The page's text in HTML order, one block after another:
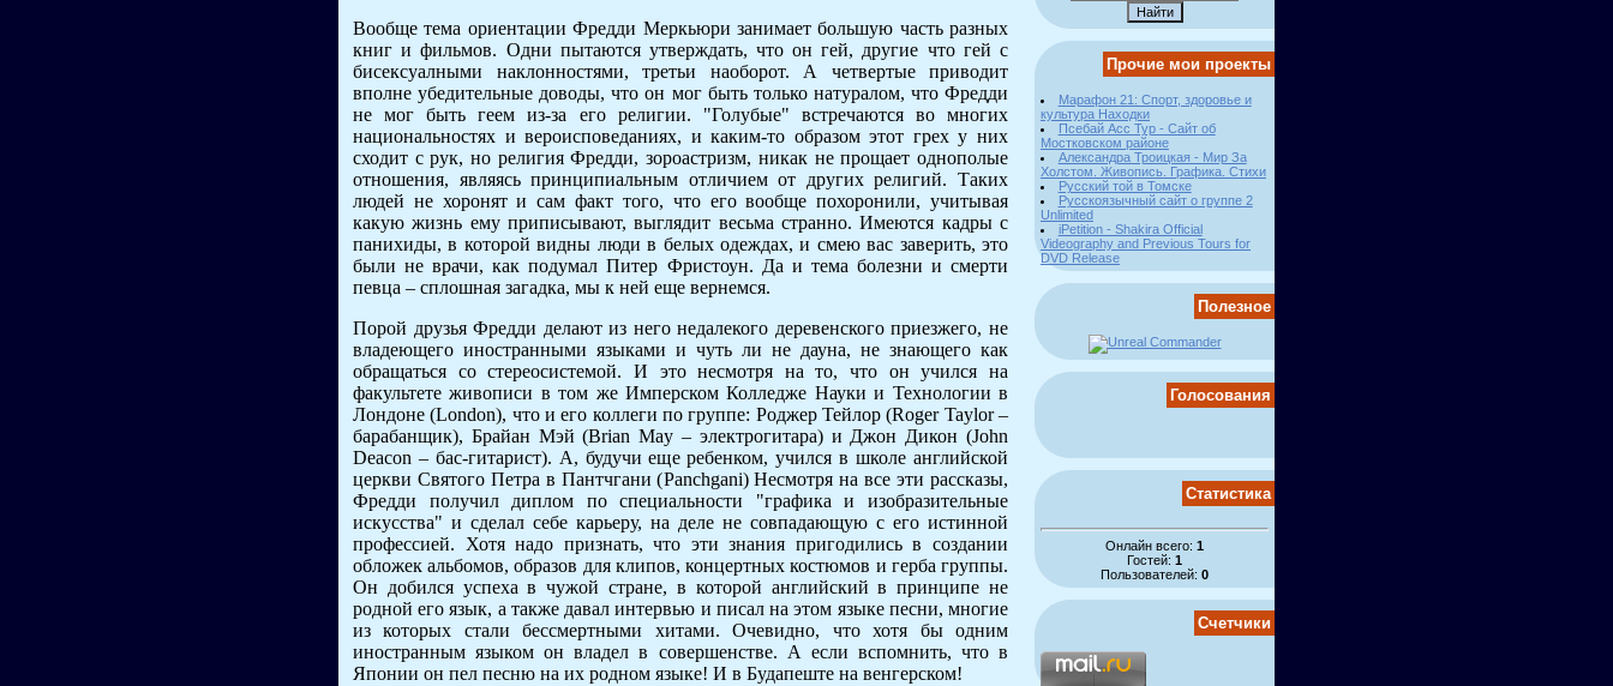
Вообще тема ориентации Фредди Меркьюри занимает большую часть разных
книг и фильмов. Одни пытаются утверждать, что он гей, другие что гей с
бисексуалными наклонностями, третьи наоборот. А четвертые приводит
вполне убедительные доводы, что он мог быть только натуралом, что Фредди
не мог быть геем из-за его религии. "Голубые" встречаются во многих
национальностях и вероисповеданиях, и каким-то образом этот грех у них
сходит с рук, но религия Фредди, зороастризм, никак не прощает однополые
отношения, являясь принципиальным отличием от других религий. Таких
людей не хоронят и сам факт того, что его вообще похоронили, учитывая
какую жизнь ему приписывают, выглядит весьма странно. Имеются кадры с
панихиды, в которой видны люди в белых одеждах, и смею вас заверить, это
были не врачи, как подумал Питер Фристоун. Да и тема болезни и смерти
певца – сплошная загадка, мы к ней еще вернемся.
Порой друзья Фредди делают из него недалекого деревенского приезжего, не
владеющего иностранными языками и чуть ли не дауна, не знающего как
обращаться со стереосистемой. И это несмотря на то, что он учился на
факультете живописи в том же Имперском Колледже Науки и Технологии в
Лондоне (London), что и его коллеги по группе: Роджер Тейлор (Roger Taylor –
барабанщик), Брайан Мэй (Briаn May – электрогитара) и Джон Дикон (John
Deacon – бас-гитарист). А, будучи еще ребенком, учился в школе английской
церкви Святого Петра в Пантчгани (Panchgani) Несмотря на все эти рассказы,
Фредди получил диплом по специальности "графика и изобразительные
искусства" и сделал себе карьеру, на деле не совпадающую с его истинной
профессией. Хотя надо признать, что эти знания пригодились в создании
обложек альбомов, образов для клипов, концертных костюмов и герба группы.
Он добился успеха в чужой стране, в которой английский в принципе не
родной его язык, а также давал интервью и писал на этом языке песни, многие
из которых стали бессмертными хитами. Очевидно, что хотя бы одним
иностранным языком он владел в совершенстве. А если вспомнить, что в
Японии он пел песню на их родном языке! И в Будапеште на венгерском!
Прочие мои проекты
Марафон 21: Спорт, здоровье и
культура Находки
Псебай Асс Тур - Сайт об
Мостковском районе
Александра Троицкая - Мир За
Холстом. Живопись. Графика. Стихи
Русский той в Томске
Русскоязычный сайт о группе 2
Unlimited
iPetition - Shakira Official
Videography and Previous Tours for
DVD Release
Полезное
Голосования
Статистика
Онлайн всего: 1
Гостей: 1
Пользователей: 0
Счетчики